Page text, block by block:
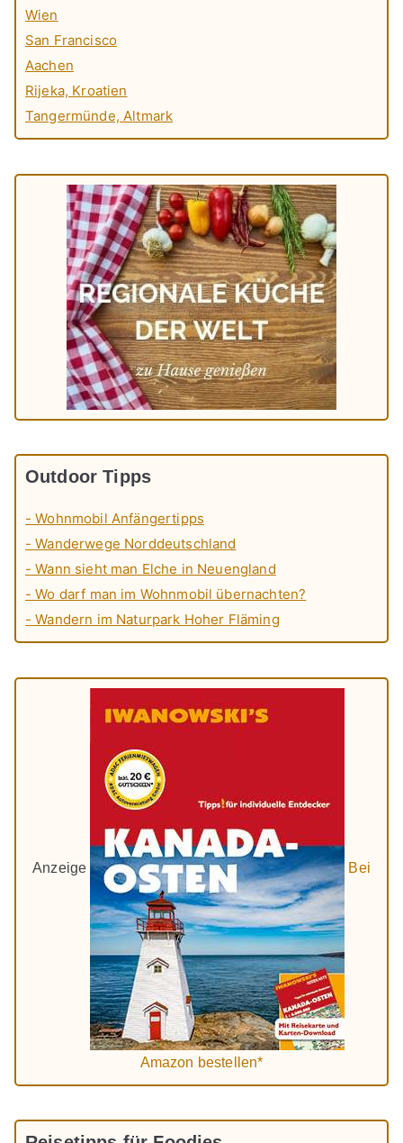
Wien
San Francisco
Aachen
Rijeka, Kroatien
Tangermünde, Altmark
Outdoor Tipps
- Wohnmobil Anfängertipps
- Wanderwege Norddeutschland
- Wann sieht man Elche in Neuengland
- Wo darf man im Wohnmobil übernachten?
- Wandern im Naturpark Hoher Fläming
Anzeige Bei
Amazon bestellen*